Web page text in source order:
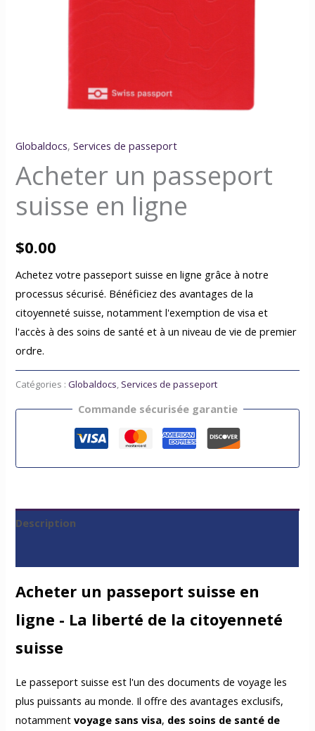
Globaldocs,Services de passeport
Acheter un passeport
suisse en ligne
$0.00
Achetez votre passeport suisse en ligne grâce à notre
processus sécurisé. Bénéficiez des avantages de la
citoyenneté suisse, notamment l'exemption de visa et
l'accès à des soins de santé et à un niveau de vie de premier
ordre.
Catégories :Globaldocs, Services de passeport
Commande sécurisée garantie
Description
Acheter un passeport suisse en
ligne - La liberté de la citoyenneté
suisse
Le passeport suisse est l'un des documents de voyage les
plus puissants au monde. Il offre des avantages exclusifs,
notammentvoyage sans visa, des soins de santé de